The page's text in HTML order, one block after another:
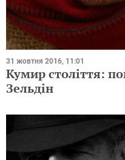
31 жовтня 2016, 11:01
Кумир століття:
Зельдін